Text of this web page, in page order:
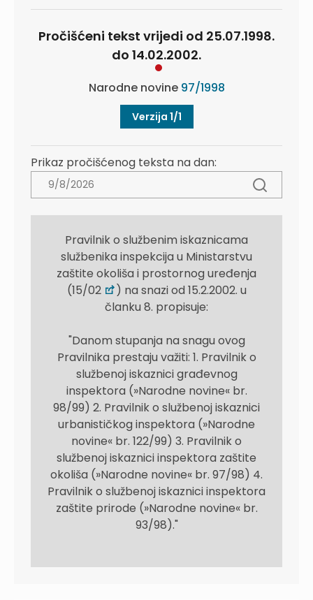
Pročišćeni tekst vrijedi od 25.07.1998.
do 14.02.2002.
Narodne novine 97/1998
Verzija 1/1
Prikaz pročišćenog teksta na dan:
Pravilnik o službenim iskaznicama
službenika inspekcija u Ministarstvu
zaštite okoliša i prostornog uređenja
(15/02
) na snazi od 15.2.2002. u
članku 8. propisuje:
"Danom stupanja na snagu ovog
Pravilnika prestaju važiti: 1. Pravilnik o
službenoj iskaznici građevnog
inspektora (»Narodne novine« br.
98/99) 2. Pravilnik o službenoj iskaznici
urbanističkog inspektora (»Narodne
novine« br. 122/99) 3. Pravilnik o
službenoj iskaznici inspektora zaštite
okoliša (»Narodne novine« br. 97/98) 4.
Pravilnik o službenoj iskaznici inspektora
zaštite prirode (»Narodne novine« br.
93/98)."